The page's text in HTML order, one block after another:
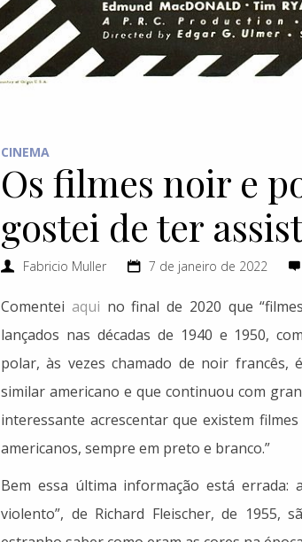
CINEMA
Os filmes noir e
gostei de ter
Fabricio Muller 7 de janeiro de 2022
Comentei aqui no final de 2020 que
lançados nas décadas de 1940 e 1950,
polar, às vezes chamado de noir francês,
similar americano e que continuou com
interessante acrescentar que existem
americanos, sempre em preto e branco.”
Bem essa última informação está errada:
violento”, de Richard Fleischer, de 1955,